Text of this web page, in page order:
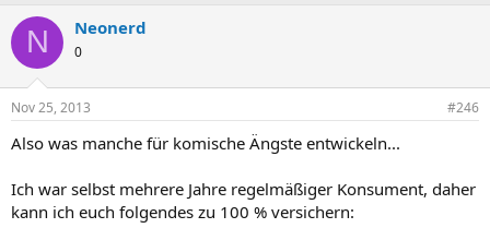
N Neonerd
0
Nov 25, 2013 #246
Also was manche für komische Ängste entwickeln...
Ich war selbst mehrere Jahre regelmäßiger Konsument, daher
kann ich euch folgendes zu 100 % versichern: